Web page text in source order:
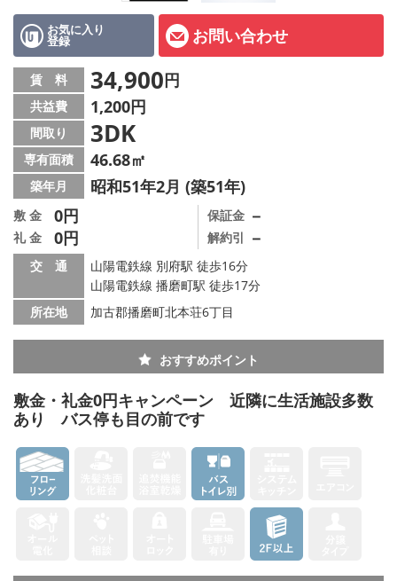
店舗情報·アクセス
会社概要
メールでお問い合わせ
お気に入り
登録 お問い合わせ
賃 料 34,900円
共益費 1,200円
間取り 3DK
専有面積 46.68㎡
築年月 昭和51年2月 (築51年)
敷 金 0円
礼 金 0円
保証金 －
解約引 －
交 通
山陽電鉄線 別府駅 徒歩16分
山陽電鉄線 播磨町駅 徒歩17分
所在地
加古郡播磨町北本荘6丁目
おすすめポイント
敷金・礼金0円キャンペーン 近隣に生活施設多数
あり バス停も目の前です